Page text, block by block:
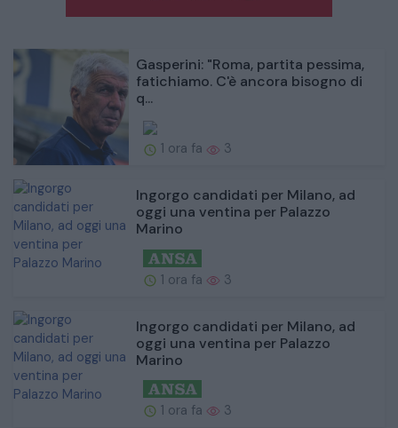
Gasperini: "Roma, partita pessima,
fatichiamo. C'è ancora bisogno di
q...
1 ora fa 3
Ingorgo candidati per Milano, ad
oggi una ventina per Palazzo
Marino
1 ora fa 3
Ingorgo candidati per Milano, ad
oggi una ventina per Palazzo
Marino
1 ora fa 3